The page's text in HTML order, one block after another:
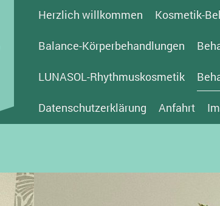
Herzlich willkommen Kosmetik-
Balance-Körperbehandlungen
LUNASOL-Rhythmuskosmetik
Datenschutzerklärung Anfahrt